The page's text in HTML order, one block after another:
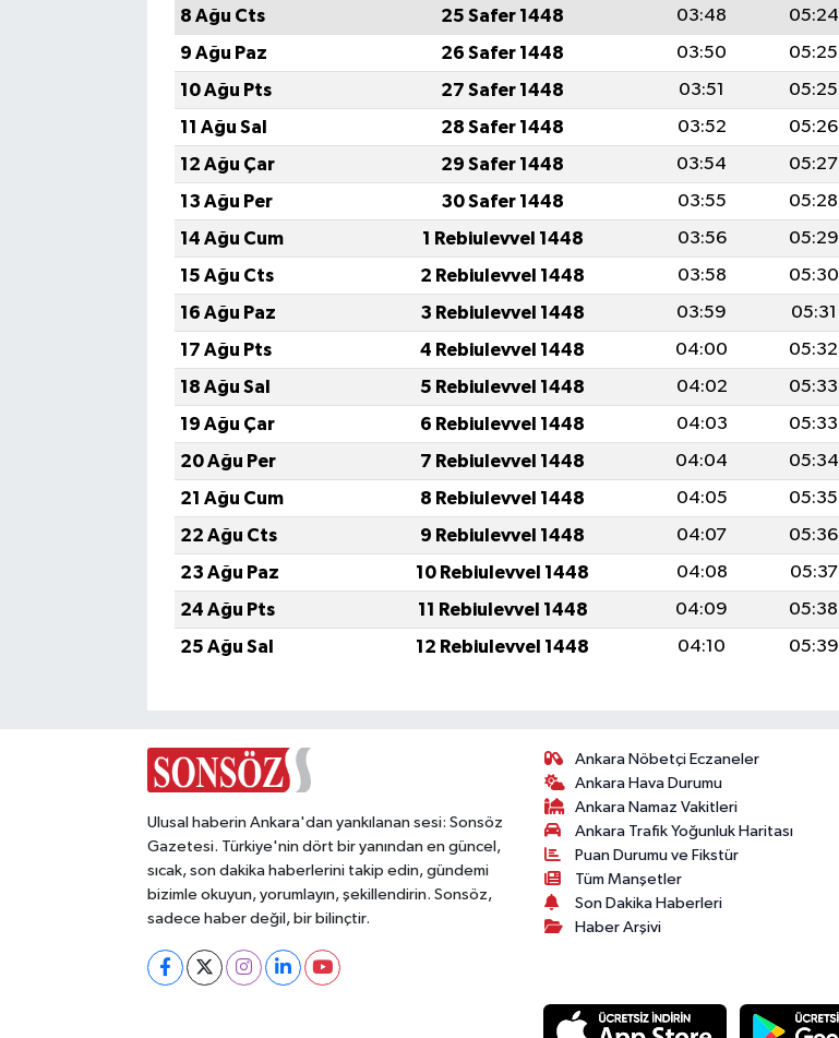
8 Ağu Cts
25 Safer 1448 03:48 05:24
9 Ağu Paz
26 Safer 1448 03:50 05:25
10 Ağu Pts
27 Safer 1448 03:51 05:25
11 Ağu Sal
28 Safer 1448 03:52 05:26
12 Ağu Çar
29 Safer 1448 03:54 05:27
13 Ağu Per
30 Safer 1448 03:55 05:28
14 Ağu Cum
1 Rebiulevvel 1448 03:56 05:29
15 Ağu Cts
2 Rebiulevvel 1448 03:58 05:30
16 Ağu Paz
3 Rebiulevvel 1448 03:59 05:31
17 Ağu Pts
4 Rebiulevvel 1448 04:00 05:32
18 Ağu Sal
5 Rebiulevvel 1448 04:02 05:33
19 Ağu Çar
6 Rebiulevvel 1448 04:03 05:33
20 Ağu Per
7 Rebiulevvel 1448 04:04 05:34
21 Ağu Cum
8 Rebiulevvel 1448 04:05 05:35
22 Ağu Cts
9 Rebiulevvel 1448 04:07 05:36
23 Ağu Paz
10 Rebiulevvel 1448 04:08 05:37
24 Ağu Pts
11 Rebiulevvel 1448 04:09 05:38
25 Ağu Sal
12 Rebiulevvel 1448 04:10 05:39
Ulusal haberin Ankara'dan yankılanan sesi: Sonsöz
Gazetesi. Türkiye'nin dört bir yanından en güncel,
sıcak, son dakika haberlerini takip edin, gündemi
bizimle okuyun, yorumlayın, şekillendirin. Sonsöz,
sadece haber değil, bir bilinçtir.
Ankara Nöbetçi Eczaneler
Ankara Hava Durumu
Ankara Namaz Vakitleri
Ankara Trafik Yoğunluk Haritası
Puan Durumu ve Fikstür
Tüm Manşetler
Son Dakika Haberleri
Haber Arşivi